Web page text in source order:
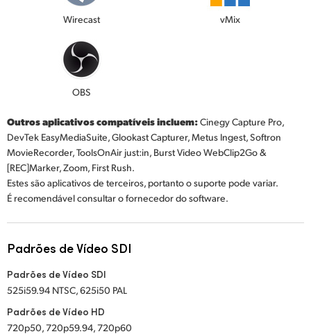
Wirecast vMix
OBS
Outros aplicativos compatíveis incluem:Cinegy Capture Pro,
DevTek EasyMediaSuite, Glookast Capturer, Metus Ingest, Softron
MovieRecorder, ToolsOnAir just:in, Burst Video WebClip2Go &
[REC]Marker, Zoom, First Rush.
Estes são aplicativos de terceiros, portanto o suporte pode variar.
É recomendável consultar o fornecedor do software.
Padrões de Vídeo SDI
Padrões de Vídeo SDI
525i59.94 NTSC, 625i50 PAL
Padrões de Vídeo HD
720p50, 720p59.94, 720p60